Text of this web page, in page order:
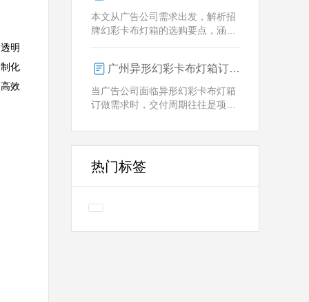
明
化
效
本文从广告公司需求出发，解析招
牌幻彩卡布灯箱的选购要点，涵盖
户提供专业解决方案。
广州异形幻彩卡布灯箱订做：广告人必看的交付周期决策指南
当广告公司面临异形幻彩卡布灯箱
订做需求时，交付周期往往是项目
过技术预配与柔性生产体系，将定
制周期压缩至行业领先水平？
热门标签